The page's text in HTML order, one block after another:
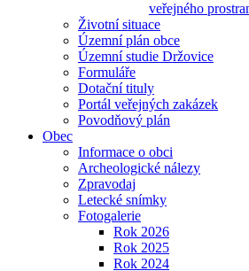
veřejného
Životní situace
Územní plán obce
Územní studie Držovice
Formuláře
Dotační tituly
Portál veřejných zakázek
Povodňový plán
Obec
Informace o obci
Archeologické nálezy
Zpravodaj
Letecké snímky
Fotogalerie
Rok 2026
Rok 2025
Rok 2024